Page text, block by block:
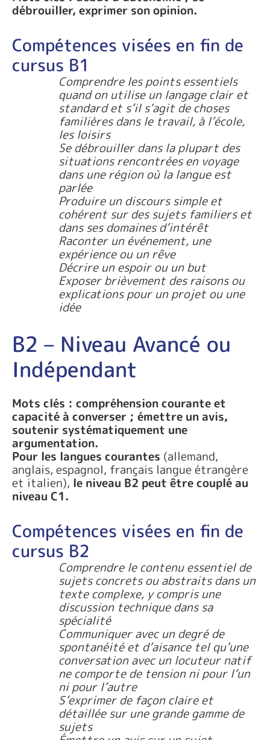
débrouiller, exprimer son opinion.
Compétences visées en fin de
cursus B1
Comprendre les points essentiels
quand on utilise un langage clair et
standard et s’il s’agit de choses
familières dans le travail, à l’école,
les loisirs
Se débrouiller dans la plupart des
situations rencontrées en voyage
dans une région où la langue est
parlée
Produire un discours simple et
cohérent sur des sujets familiers et
dans ses domaines d’intérêt
Raconter un événement, une
expérience ou un rêve
Décrire un espoir ou un but
Exposer brièvement des raisons ou
explications pour un projet ou une
idée
B2 – Niveau Avancé ou
Indépendant
Mots clés : compréhension courante et
capacité à converser ; émettre un avis,
soutenir systématiquement une
argumentation.
Pour les langues courantes (allemand,
anglais, espagnol, français langue étrangère
et italien), le niveau B2 peut être couplé au
niveau C1.
Compétences visées en fin de
cursus B2
Comprendre le contenu essentiel de
sujets concrets ou abstraits dans un
texte complexe, y compris une
discussion technique dans sa
spécialité
Communiquer avec un degré de
spontanéité et d’aisance tel qu’une
conversation avec un locuteur natif
ne comporte de tension ni pour l’un
ni pour l’autre
S’exprimer de façon claire et
détaillée sur une grande gamme de
sujets